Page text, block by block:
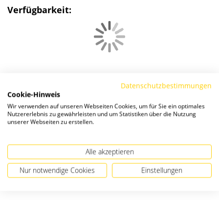
Verfügbarkeit:
Passendes Zubehör
Datenschutzbestimmungen
Cookie-Hinweis
Wir verwenden auf unseren Webseiten Cookies, um für Sie ein optimales
Nutzererlebnis zu gewährleisten und um Statistiken über die Nutzung
unserer Webseiten zu erstellen.
Alle akzeptieren
Nur notwendige Cookies Einstellungen